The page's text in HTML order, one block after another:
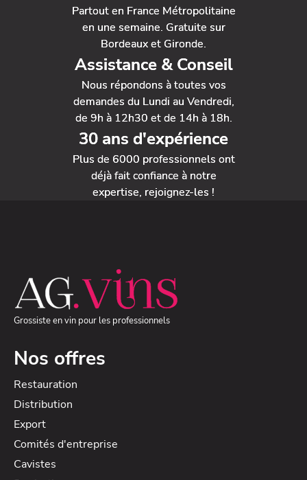
Partout en France Métropolitaine
en une semaine. Gratuite sur
Bordeaux et Gironde.
Assistance & Conseil
Nous répondons à toutes vos
demandes du Lundi au Vendredi,
de 9h à 12h30 et de 14h à 18h.
30 ans d'expérience
Plus de 6000 professionnels ont
déjà fait confiance à notre
expertise, rejoignez-les !
Grossiste en vin pour les professionnels
Nos offres
Restauration
Distribution
Export
Comités d'entreprise
Cavistes